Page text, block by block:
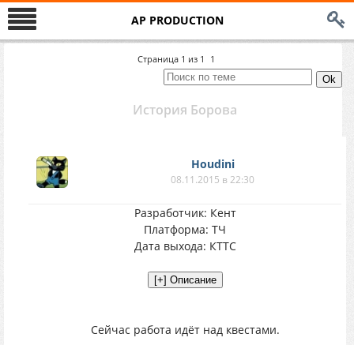
AP PRODUCTION
Страница 1 из 1 1
История Борова
Houdini
08.11.2015 в 22:30
Разработчик: Кент
Платформа: ТЧ
Дата выхода: КТТС
Сейчас работа идёт над квестами.